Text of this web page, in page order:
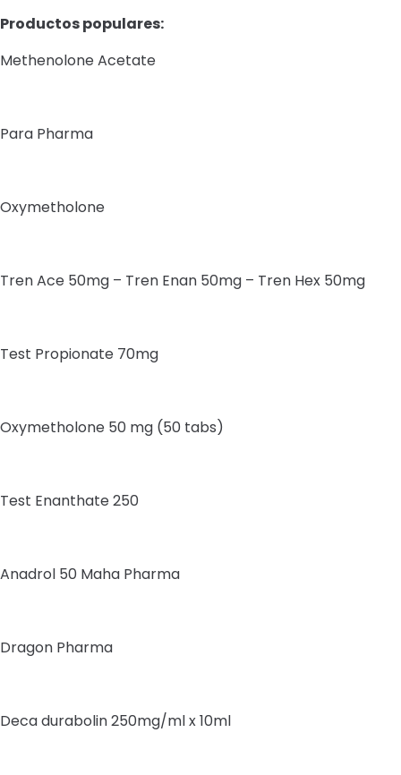
Productos populares:
Methenolone Acetate
Para Pharma
Oxymetholone
Tren Ace 50mg – Tren Enan 50mg – Tren Hex 50mg
Test Propionate 70mg
Oxymetholone 50 mg (50 tabs)
Test Enanthate 250
Anadrol 50 Maha Pharma
Dragon Pharma
Deca durabolin 250mg/ml x 10ml